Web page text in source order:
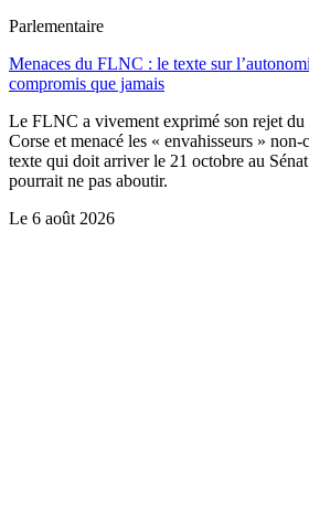
Parlementaire
Menaces du FLNC : le texte sur
compromis que jamais
Le FLNC a vivement exprimé son rejet du
Corse et menacé les « envahisseurs »
texte qui doit arriver le 21 octobre au
pourrait ne pas aboutir.
Le 6 août 2026